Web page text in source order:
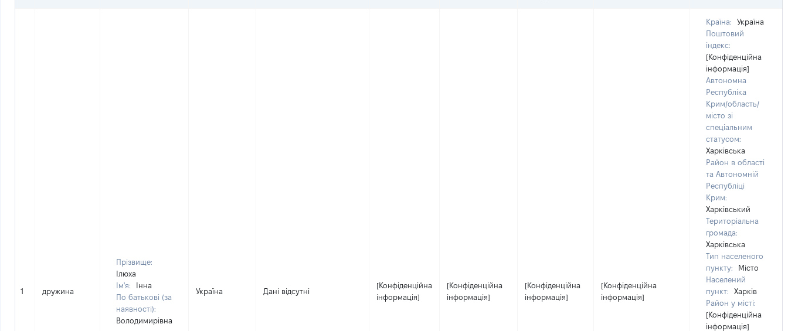
1 дружина
Прізвище:
Ілюха
Ім'я:
Інна
По батькові (за
наявності):
Володимирівна
Україна Дані відсутні
[Конфіденційна
інформація]
[Конфіденційна
інформація]
[Конфіденційна
інформація]
[Конфіденційна
інформація]
Країна:
Україна
Поштовий
індекс:
[Конфіденційна
інформація]
Автономна
Республіка
Крим/область/
місто зі
спеціальним
статусом:
Харківська
Район в області
та Автономній
Республіці
Крим:
Харківський
Територіальна
громада:
Харківська
Тип населеного
пункту:
Місто
Населений
пункт:
Харків
Район у місті:
[Конфіденційна
інформація]